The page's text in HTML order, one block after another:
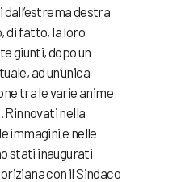
destra
di fatto, la loro
giunti, dopo un
ad un’unica
tra le varie anime
Rinnovati nella
immagini e nelle
stati inaugurati
con il Sindaco